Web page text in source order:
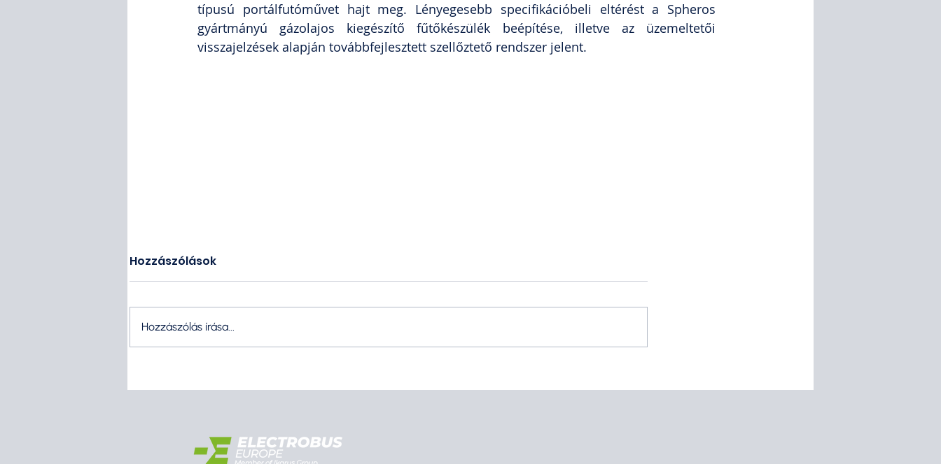
típusú portálfutóművet hajt meg. Lényegesebb specifikációbeli eltérést a Spheros
gyártmányú gázolajos kiegészítő fűtőkészülék beépítése, illetve az üzemeltetői
visszajelzések alapján továbbfejlesztett szellőztető rendszer jelent.
Hozzászólások
Hozzászólás írása...